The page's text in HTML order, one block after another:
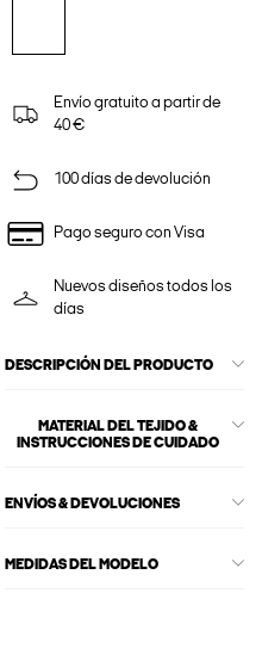
Envío gratuito a partir de
40 €
100 días de devolución
Pago seguro con Visa
Nuevos diseños todos los
días
DESCRIPCIÓN DEL PRODUCTO
MATERIAL DEL TEJIDO &
INSTRUCCIONES DE CUIDADO
ENVÍOS & DEVOLUCIONES
MEDIDAS DEL MODELO